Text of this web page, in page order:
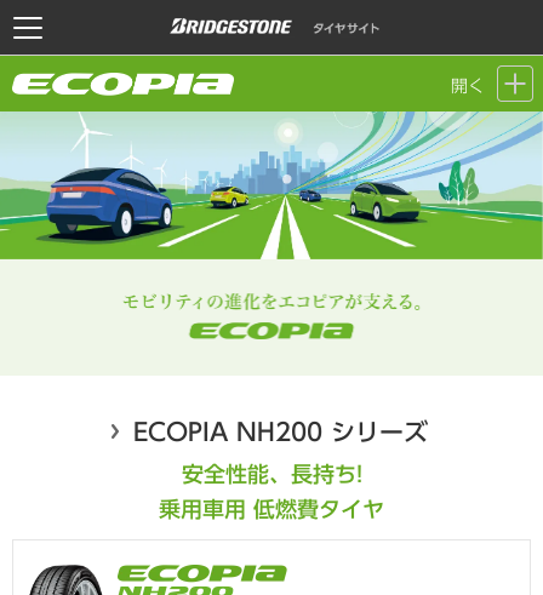
開く
ECOPIA NH200 シリーズ
安全性能、長持ち!
乗用車用 低燃費タイヤ